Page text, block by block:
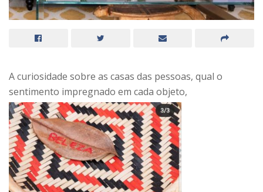
A curiosidade sobre as casas das pessoas, qual o
sentimento impregnado em cada objeto,